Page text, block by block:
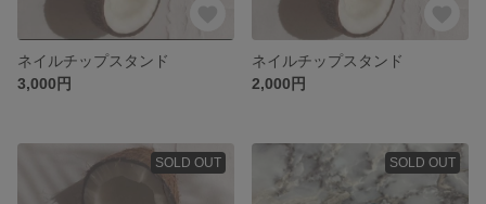
ネイルチップスタンド
3,000円
ネイルチップスタンド
2,000円
SOLD OUT SOLD OUT